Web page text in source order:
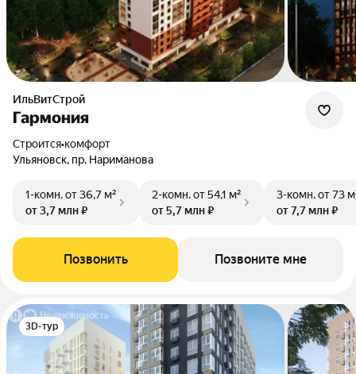
ИльВитСтрой
Гармония
Строится•комфорт
Ульяновск, пр. Нариманова
1-комн.от 36,7 м²
от 3,7 млн ₽
2-комн.от 54,1 м²
от 5,7 млн ₽
3-комн.от 73
от 7,7 млн ₽
Позвонить Позвоните мне
3D-тур